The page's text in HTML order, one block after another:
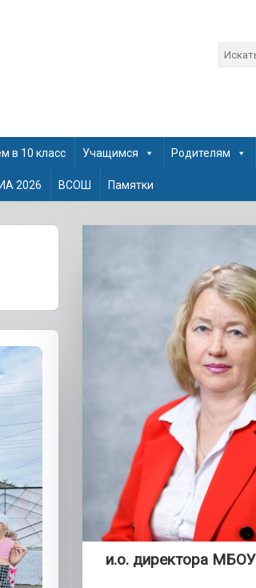
в 10 класс Учащимся Родителям
2026 ВСОШ Памятки
и.о. директора